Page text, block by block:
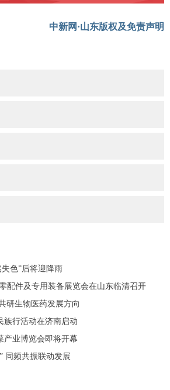
中新网·山东版权及免责声明
色”后将迎降雨
配件及专用装备展览会在山东临清召开
研生物医药发展方向
族行活动在济南启动
产业博览会即将开幕
同频共振联动发展